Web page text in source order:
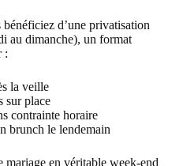
d’une privatisation
au dimanche), un format
:
la veille
sur place
contrainte horaire
brunch le lendemain
en véritable week-end